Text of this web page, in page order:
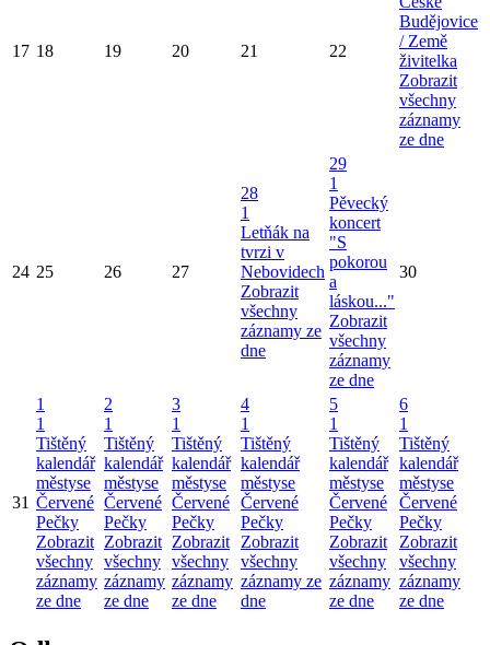
17 18 19 20 21 22
Budějovice
/ Země
živitelka
Zobrazit
všechny
záznamy
ze dne
24 25 26 27
28
1
Letňák na
tvrzi v
Nebovidech
Zobrazit
všechny
záznamy ze
dne
29
1
Pěvecký
koncert
"S
pokorou
a
láskou..."
Zobrazit
všechny
záznamy
ze dne
30
31
1
1
Tištěný
kalendář
městyse
Červené
Pečky
Zobrazit
všechny
záznamy
ze dne
2
1
Tištěný
kalendář
městyse
Červené
Pečky
Zobrazit
všechny
záznamy
ze dne
3
1
Tištěný
kalendář
městyse
Červené
Pečky
Zobrazit
všechny
záznamy
ze dne
4
1
Tištěný
kalendář
městyse
Červené
Pečky
Zobrazit
všechny
záznamy ze
dne
5
1
Tištěný
kalendář
městyse
Červené
Pečky
Zobrazit
všechny
záznamy
ze dne
6
1
Tištěný
kalendář
městyse
Červené
Pečky
Zobrazit
všechny
záznamy
ze dne